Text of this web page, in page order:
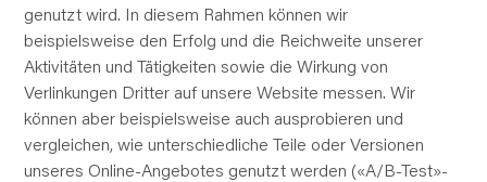
genutzt wird. In diesem Rahmen können wir
beispielsweise den Erfolg und die Reichweite unserer
Aktivitäten und Tätigkeiten sowie die Wirkung von
Verlinkungen Dritter auf unsere Website messen. Wir
können aber beispielsweise auch ausprobieren und
vergleichen, wie unterschiedliche Teile oder Versionen
unseres Online-Angebotes genutzt werden («A/B-Test»-